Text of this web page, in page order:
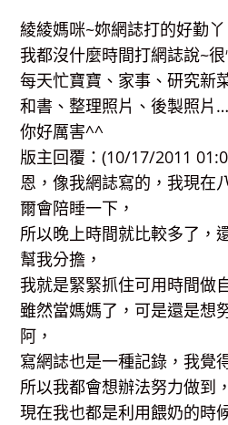
綾綾媽咪~妳網誌打的好勤丫
我都沒什麼時間打網誌說~
每天忙寶寶、家事、研究新
和書、整理照片、後製照片
你好厲害^^
版主回覆：(10/17/2011
恩，像我網誌寫的，我現在
爾會陪睡一下，
所以晚上時間就比較多了，
幫我分擔，
我就是緊緊抓住可用時間做
雖然當媽媽了，可是還是想
阿，
寫網誌也是一種記錄，我覺
所以我都會想辦法努力做到，
現在我也都是利用餵奶的時